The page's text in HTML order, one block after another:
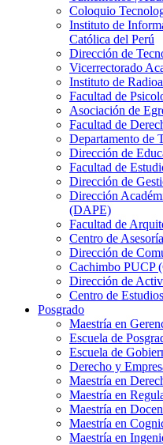
Coloquio
Instituto de
Católica del Perú
Dirección de
Vicerrectorado
Instituto de
Facultad de
Asociación de
Facultad de
Departamento de
Dirección de
Facultad de
Dirección de
Dirección
(DAPE)
Facultad de
Centro de
Dirección de
Cachimbo PUCP
Dirección de
Centro de
Posgrado
Maestría en
Escuela de
Escuela de
Derecho y
Maestría en
Maestría en
Maestría en
Maestría en
Maestría en